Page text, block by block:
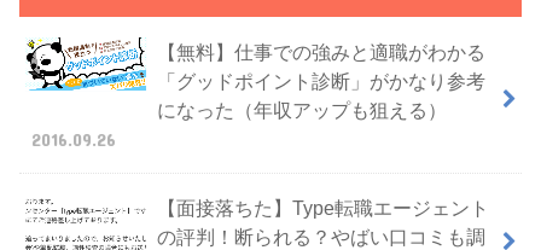
【無料】仕事での強みと適職がわかる
「グッドポイント診断」がかなり参考
になった（年収アップも狙える）
2016.09.26
【面接落ちた】Type転職エージェント
の評判！断られる？やばい口コミも調